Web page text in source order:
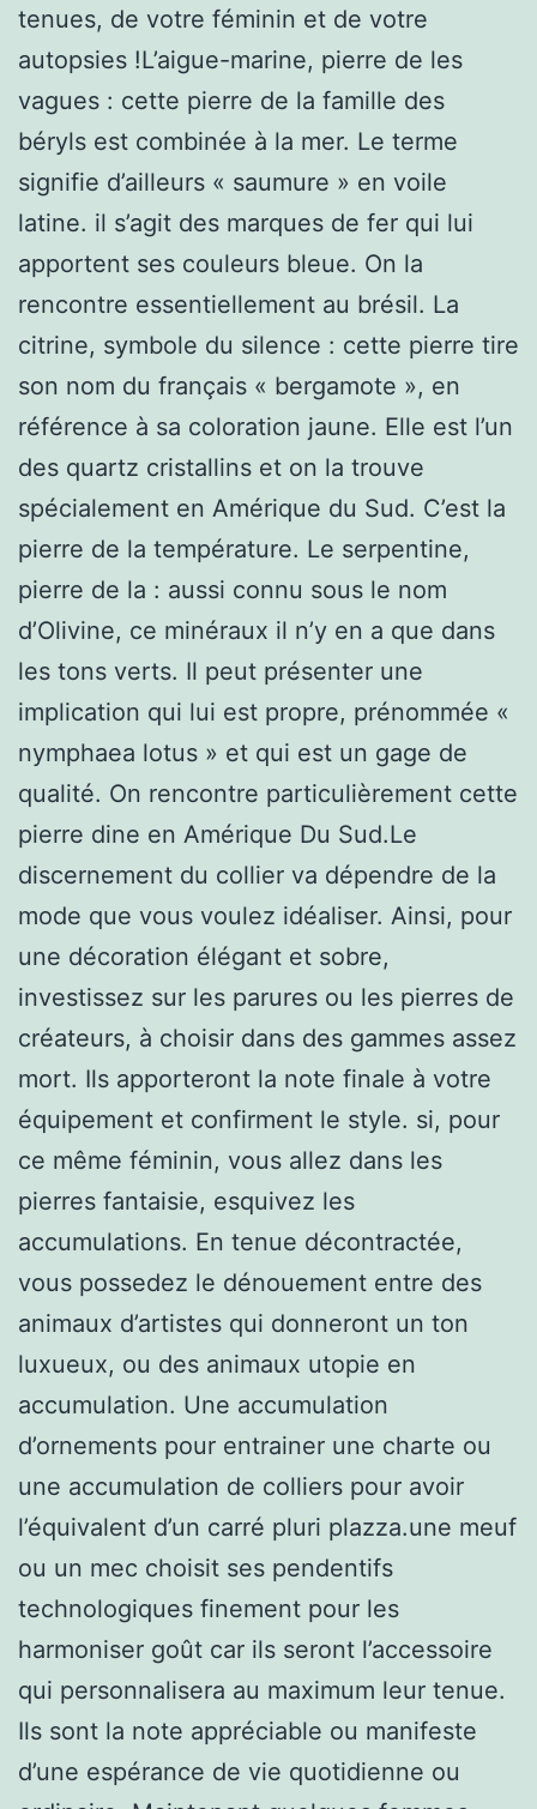
tenues, de votre féminin et de votre
autopsies !L’aigue-marine, pierre de les
vagues : cette pierre de la famille des
béryls est combinée à la mer. Le terme
signifie d’ailleurs « saumure » en voile
latine. il s’agit des marques de fer qui lui
apportent ses couleurs bleue. On la
rencontre essentiellement au brésil. La
citrine, symbole du silence : cette pierre tire
son nom du français « bergamote », en
référence à sa coloration jaune. Elle est l’un
des quartz cristallins et on la trouve
spécialement en Amérique du Sud. C’est la
pierre de la température. Le serpentine,
pierre de la : aussi connu sous le nom
d’Olivine, ce minéraux il n’y en a que dans
les tons verts. Il peut présenter une
implication qui lui est propre, prénommée «
nymphaea lotus » et qui est un gage de
qualité. On rencontre particulièrement cette
pierre dine en Amérique Du Sud.Le
discernement du collier va dépendre de la
mode que vous voulez idéaliser. Ainsi, pour
une décoration élégant et sobre,
investissez sur les parures ou les pierres de
créateurs, à choisir dans des gammes assez
mort. Ils apporteront la note finale à votre
équipement et confirment le style. si, pour
ce même féminin, vous allez dans les
pierres fantaisie, esquivez les
accumulations. En tenue décontractée,
vous possedez le dénouement entre des
animaux d’artistes qui donneront un ton
luxueux, ou des animaux utopie en
accumulation. Une accumulation
d’ornements pour entrainer une charte ou
une accumulation de colliers pour avoir
l’équivalent d’un carré pluri plazza.une meuf
ou un mec choisit ses pendentifs
technologiques finement pour les
harmoniser goût car ils seront l’accessoire
qui personnalisera au maximum leur tenue.
Ils sont la note appréciable ou manifeste
d’une espérance de vie quotidienne ou